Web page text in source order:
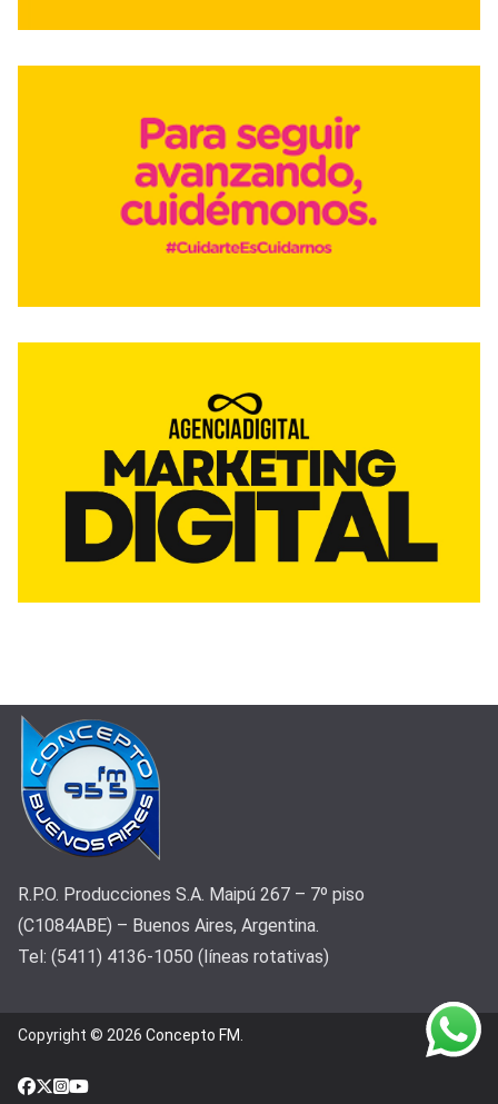
R.P.O. Producciones S.A. Maipú 267 – 7º piso
(C1084ABE) – Buenos Aires, Argentina.
Tel: (5411) 4136-1050 (líneas rotativas)
Copyright © 2026 Concepto FM